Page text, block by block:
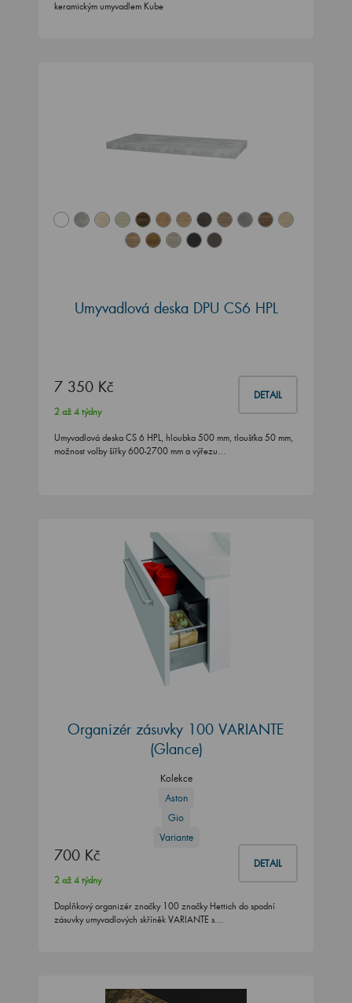
keramickým umyvadlem Kube
Umyvadlová deska DPU CS6 HPL
7 350 Kč DETAIL
2 až 4 týdny
Umyvadlová deska CS 6 HPL, hloubka 500 mm, tloušťka 50 mm,
možnost volby šířky 600-2700 mm a výřezu…
Organizér zásuvky 100 VARIANTE
(Glance)
Kolekce
Aston
Gio
Variante
700 Kč DETAIL
2 až 4 týdny
Doplňkový organizér značky 100 značky Hettich do spodní
zásuvky umyvadlových skříněk VARIANTE s…